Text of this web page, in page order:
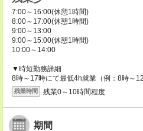
7:00～16:00(休憩1時間)
8:00～17:00(休憩1時間)
9:00～13:00
9:00～15:00(休憩1時間)
10:00～14:00
▼時短勤務詳細
8時～17時にて最低4h就業（例：8時～
残業時間 残業0～10時間程度
期間